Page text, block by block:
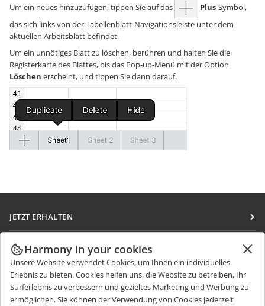
Um ein neues hinzuzufügen, tippen Sie auf das
Plus-Symbol,
das sich links von der Tabellenblatt-Navigationsleiste unter dem
aktuellen Arbeitsblatt befindet.
Um ein unnötiges Blatt zu löschen, berühren und halten Sie die
Registerkarte des Blattes, bis das Pop-up-Menü mit der Option
Löschen erscheint, und tippen Sie dann darauf.
JETZT ERHALTEN
Docs
DocSpace
Workspace
Integrations-Apps
ZUSAMMENARBEITEN
Für Mitwirkende
Für Übersetzer
NACHRICHTEN ERHALTEN
Blog
HILFE ERHALTEN
Harmony in your cookies
Unsere Website verwendet Cookies, um Ihnen ein individuelles
Erlebnis zu bieten. Cookies helfen uns, die Website zu betreiben, Ihr
Surferlebnis zu verbessern und gezieltes Marketing und Werbung zu
ermöglichen. Sie können der Verwendung von Cookies jederzeit